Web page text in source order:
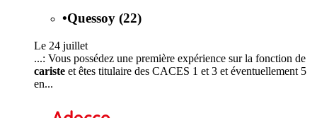
•Quessoy (22)
Le 24 juillet
...: Vous possédez une première expérience sur la fonction de
cariste et êtes titulaire des CACES 1 et 3 et éventuellement 5
en...